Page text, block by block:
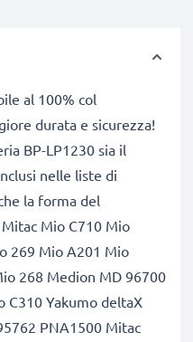
al 100% col
durata e sicurezza!
BP-LP1230 sia il
nelle liste di
la forma del
Mio C710 Mio
269 Mio A201 Mio
268 Medion MD 96700
C310 Yakumo deltaX
PNA1500 Mitac